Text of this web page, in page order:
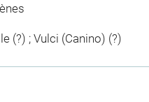
(?) ; Vulci (Canino) (?)